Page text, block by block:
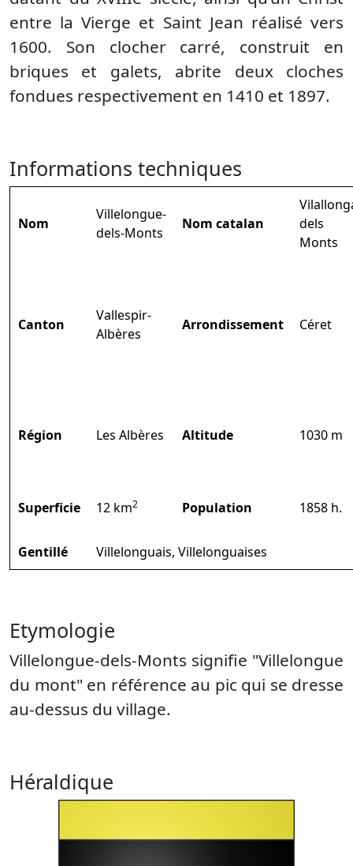
entre la Vierge et Saint Jean réalisé vers
1600. Son clocher carré, construit en
briques et galets, abrite deux cloches
fondues respectivement en 1410 et 1897.
Informations techniques
Nom
Villelongue-
dels-Monts
Nom catalan
dels
Monts
Canton
Vallespir-
Albères
Arrondissement Céret
Région Les Albères Altitude 1030 m
Superficie 12 km2 Population 1858 h.
Gentillé Villelonguais, Villelonguaises
Etymologie
Villelongue-dels-Monts signifie "Villelongue
du mont" en référence au pic qui se dresse
au-dessus du village.
Héraldique